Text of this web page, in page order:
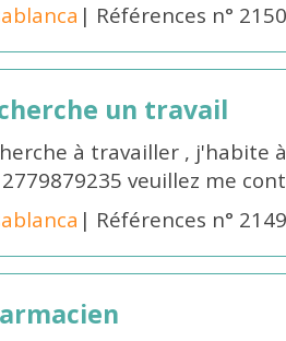
| Références n°
un travail
à travailler , j'habite
veuillez me
| Références n°